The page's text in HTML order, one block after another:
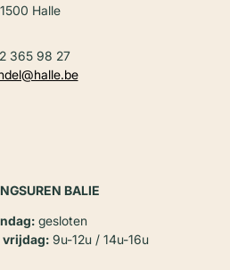
1500 Halle
365 98 27
BALIE
gesloten
vrijdag:9u-12u / 14u-16u